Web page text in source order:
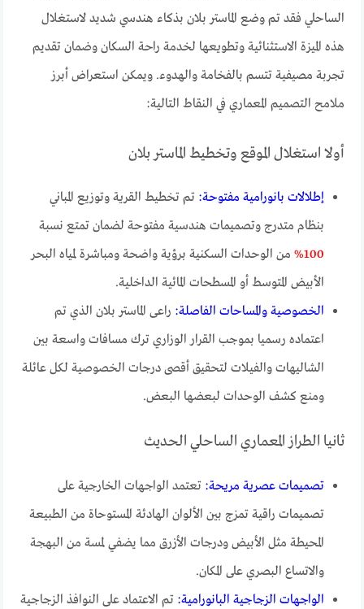
الساحلي فقد تم وضع الماستر بلان بذكاء هندسي شديد لاستغلال
هذه الميزة الاستثنائية وتطويعها لخدمة راحة السكان وضمان تقديم
تجربة مصيفية تتسم بالفخامة والهدوء. ويمكن استعراض أبرز
ملامح التصميم المعماري في النقاط التالية:
أولا استغلال الموقع وتخطيط الماستر بلان
إطلالات بانورامية مفتوحة: تم تخطيط القرية وتوزيع المباني
بنظام متدرج وتصميمات هندسية مفتوحة لضمان تمتع نسبة
100%
من الوحدات السكنية برؤية واضحة ومباشرة لمياه البحر
الأبيض المتوسط أو المسطحات المائية الداخلية.
الخصوصية والمساحات الفاصلة: راعى الماستر بلان الذي تم
اعتماده رسميا بموجب القرار الوزاري ترك مسافات واسعة بين
الشاليهات والفيلات لتحقيق أقصى درجات الخصوصية لكل عائلة
ومنع كشف الوحدات لبعضها البعض.
ثانيا الطراز المعماري الساحلي الحديث
تصميمات عصرية مريحة: تعتمد الواجهات الخارجية على
تصميمات راقية تمزج بين الألوان الهادئة المستوحاة من الطبيعة
المحيطة مثل الأبيض ودرجات الأزرق مما يضفي لمسة من البهجة
والاتساع البصري على المكان.
الواجهات الزجاجية البانورامية: تم الاعتماد على النوافذ الزجاجية